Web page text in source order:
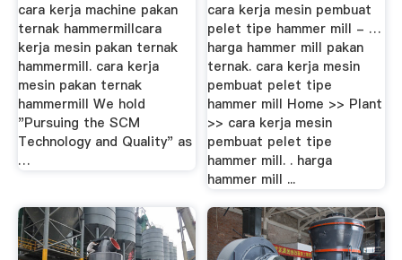
cara kerja machine pakan
ternak hammermillcara
kerja mesin pakan ternak
hammermill. cara kerja
mesin pakan ternak
hammermill We hold
"Pursuing the SCM
Technology and Quality" as
…
cara kerja mesin pembuat
pelet tipe hammer mill - …
harga hammer mill pakan
ternak. cara kerja mesin
pembuat pelet tipe
hammer mill Home >> Plant
>> cara kerja mesin
pembuat pelet tipe
hammer mill. . harga
hammer mill ...